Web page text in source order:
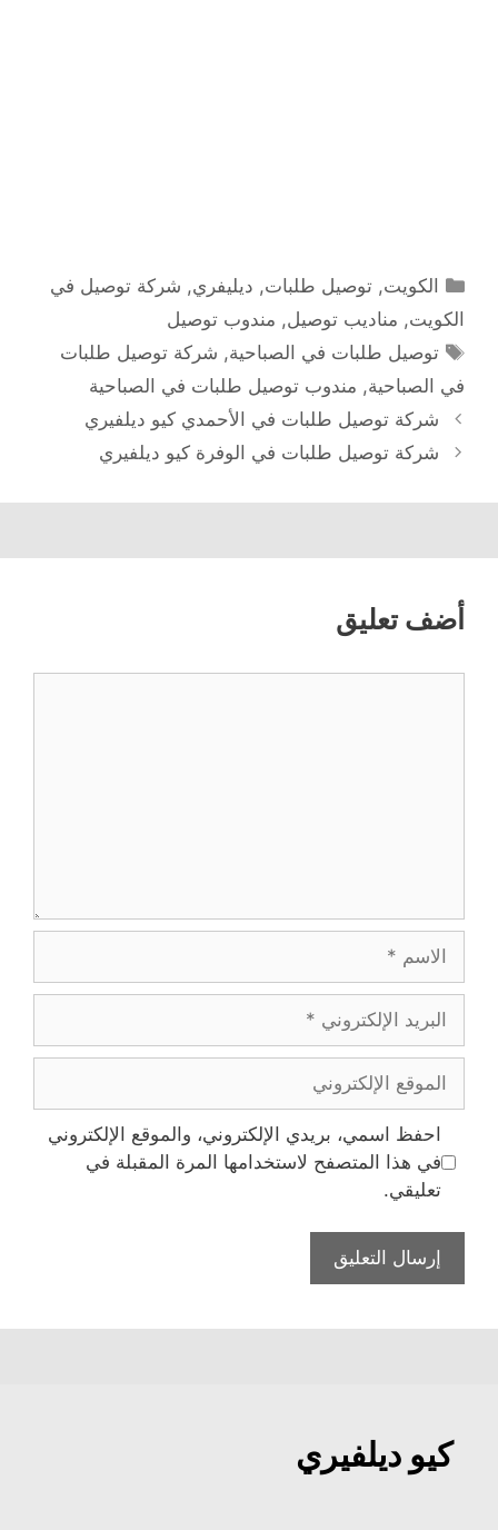
التصنيفات
الكويت,توصيل طلبات, ديليفري, شركة توصيل في
الكويت, مناديب توصيل, مندوب توصيل
الوسوم
توصيل طلبات في الصباحية, شركة توصيل طلبات
في الصباحية, مندوب توصيل طلبات في الصباحية
شركة توصيل طلبات في الأحمدي كيو ديلفيري
شركة توصيل طلبات في الوفرة كيو ديلفيري
أضف تعليق
الإلكتروني
الإلكتروني
احفظ اسمي، بريدي الإلكتروني، والموقع الإلكتروني
في هذا المتصفح لاستخدامها المرة المقبلة في
تعليقي.
كيو ديلفيري